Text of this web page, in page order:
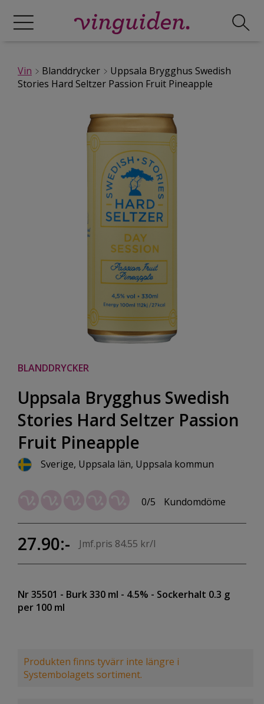
Vin Blanddrycker
Uppsala Brygghus Swedish
Stories Hard Seltzer Passion Fruit Pineapple
BLANDDRYCKER
Uppsala Brygghus Swedish
Stories Hard Seltzer Passion
Fruit Pineapple
Sverige, Uppsala län, Uppsala kommun
0/5 Kundomdöme
27.90:- Jmf.pris 84.55 kr/l
Nr 35501 - Burk 330 ml - 4.5% - Sockerhalt 0.3 g
per 100 ml
Produkten finns tyvärr inte längre i
Systembolagets sortiment.